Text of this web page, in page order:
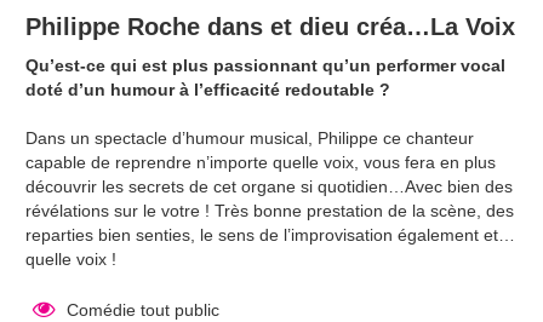
Philippe Roche dans et dieu créa…La Voix
Qu’est-ce qui est plus passionnant qu’un performer vocal
doté d’un humour à l’efficacité redoutable ?
Dans un spectacle d’humour musical, Philippe ce chanteur
capable de reprendre n’importe quelle voix, vous fera en plus
découvrir les secrets de cet organe si quotidien…Avec bien des
révélations sur le votre ! Très bonne prestation de la scène, des
reparties bien senties, le sens de l’improvisation également et…
quelle voix !
Comédie tout public